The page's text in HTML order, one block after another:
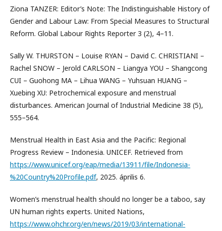
Ziona TANZER: Editor’s Note: The Indistinguishable History of
Gender and Labour Law: From Special Measures to Structural
Reform. Global Labour Rights Reporter 3 (2), 4–11.
Sally W. THURSTON – Louise RYAN – David C. CHRISTIANI –
Rachel SNOW – Jerold CARLSON – Liangya YOU – Shangcong
CUI – Guohong MA – Lihua WANG – Yuhsuan HUANG –
Xuebing XU: Petrochemical exposure and menstrual
disturbances. American Journal of Industrial Medicine 38 (5),
555–564.
Menstrual Health in East Asia and the Pacific: Regional
Progress Review – Indonesia. UNICEF. Retrieved from
https://www.unicef.org/eap/media/13911/file/Indonesia-
%20Country%20Profile.pdf, 2025. április 6.
Women’s menstrual health should no longer be a taboo, say
UN human rights experts. United Nations,
https://www.ohchr.org/en/news/2019/03/international-